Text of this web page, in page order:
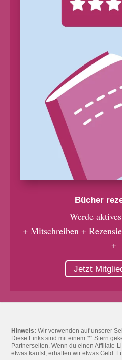
Bücher
Werde
+ Mitschreiben +
+
Jetzt
Hinweis: Wir verwenden auf unserer
Diese Links sind mit einem ‘*‘ Stern
Partnerseiten. Wenn du einen Affiliate-
etwas kaufst, erhalten wir etwas Geld.